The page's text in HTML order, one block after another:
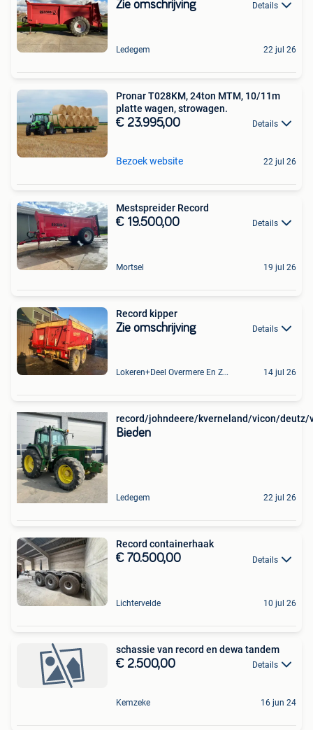
Zie omschrijving Details
Ledegem 22 jul 26
Pronar T028KM, 24ton MTM, 10/11m
platte wagen, strowagen.
€ 23.995,00 Details
Bezoek website 22 jul 26
Mestspreider Record
€ 19.500,00 Details
Mortsel 19 jul 26
Record kipper
Zie omschrijving Details
Lokeren+Deel Overmere En Zele 14 jul 26
record/johndeere/kverneland/vicon/
Bieden
Ledegem 22 jul 26
Record containerhaak
€ 70.500,00 Details
Lichtervelde 10 jul 26
schassie van record en dewa tandem
€ 2.500,00 Details
Kemzeke 16 jun 24